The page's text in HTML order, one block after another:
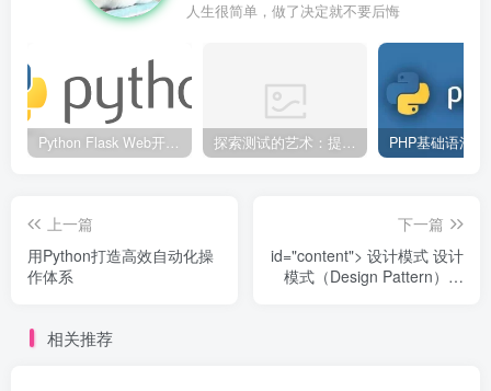
人生很简单，做了决定就不要后悔
Python Flask Web开发实战 探索测试的艺术：提升软件质量的关键 PHP基础语法
上一篇
用Python打造高效自动化操
作体系
下一篇
id="content"> 设计模式 设计
模式（Design Pattern）是
相关推荐